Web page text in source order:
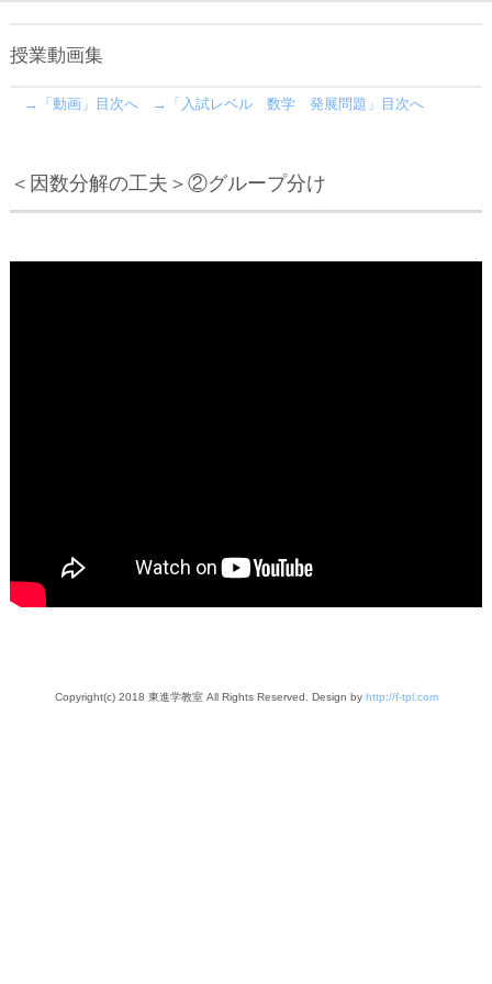
授業動画集
→「動画」目次へ →「入試レベル 数学 発展問題」目次へ
＜因数分解の工夫＞②グループ分け
Copyright(c) 2018 東進学教室 All Rights Reserved. Design by http://f-tpl.com